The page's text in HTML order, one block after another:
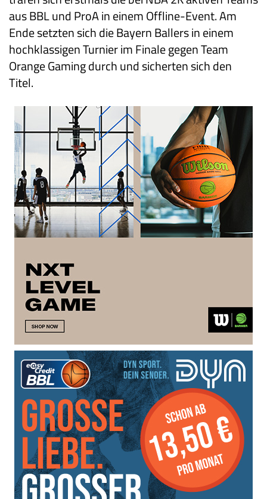
aus BBL und ProA in einem Offline-Event. Am
Ende setzten sich die Bayern Ballers in einem
hochklassigen Turnier im Finale gegen Team
Orange Gaming durch und sicherten sich den
Titel.